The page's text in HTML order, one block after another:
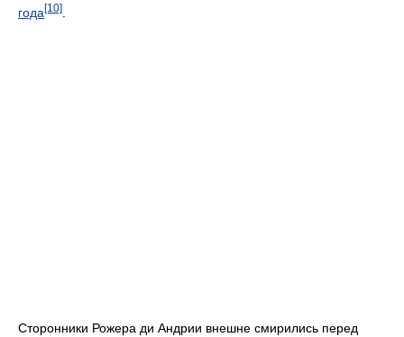
года[10]
Сторонники Рожера ди Андрии внешне смирились перед